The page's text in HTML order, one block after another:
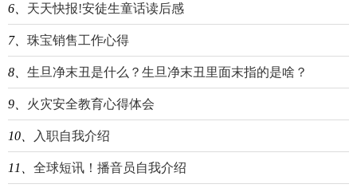
6、 天天快报!安徒生童话读后感
7、 珠宝销售工作心得
8、 生旦净末丑是什么？生旦净末丑里面末指的是啥？
9、 火灾安全教育心得体会
10、 入职自我介绍
11、 全球短讯！播音员自我介绍